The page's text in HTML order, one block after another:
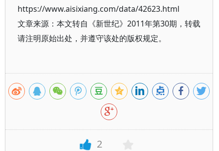
https://www.aisixiang.com/data/42623.html
文章来源：本文转自《新世纪》2011年第30期，转载
请注明原始出处，并遵守该处的版权规定。
2